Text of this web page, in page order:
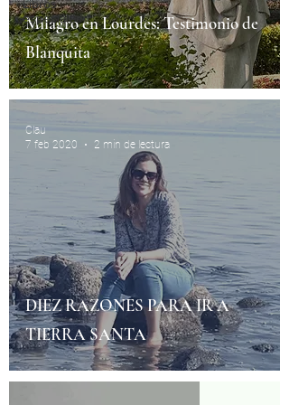
Libros
especiales
Milagro en Lourdes: Testimonio de
Blanquita
DIEZ RAZONES PARA IR A
TIERRA SANTA
Clau
7 feb 2020
2 min de lectura